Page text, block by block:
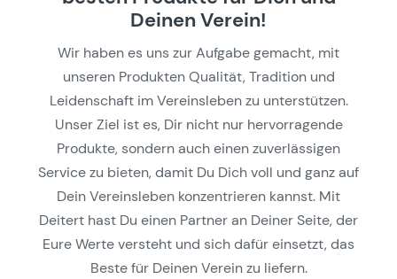
Deinen Verein!
Wir haben es uns zur Aufgabe gemacht, mit
unseren Produkten Qualität, Tradition und
Leidenschaft im Vereinsleben zu unterstützen.
Unser Ziel ist es, Dir nicht nur hervorragende
Produkte, sondern auch einen zuverlässigen
Service zu bieten, damit Du Dich voll und ganz auf
Dein Vereinsleben konzentrieren kannst. Mit
Deitert hast Du einen Partner an Deiner Seite, der
Eure Werte versteht und sich dafür einsetzt, das
Beste für Deinen Verein zu liefern.